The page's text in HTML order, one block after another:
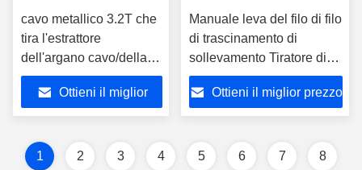
cavo metallico 3.2T che
tira l'estrattore
dell'argano cavo/della
gru con il cavo metallico
di 20MOttieni il miglior
Manuale leva del filo di filo
di trascinamento di
sollevamento Tiratore di
vinci a mano con corpo in
alluminio per il
sollevamento del cantiere
Ottieni il miglior prezzo
1 2 3 4 5 6 7 8